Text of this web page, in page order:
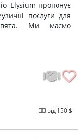
Elysium пропонує
послуги для
Ми маємо
від 150 $